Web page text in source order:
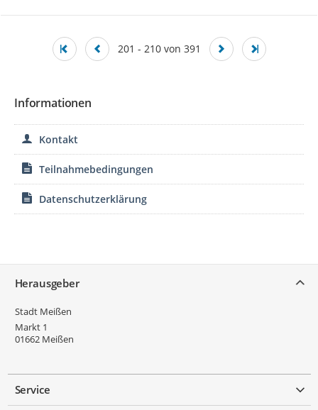
201 - 210 von 391
Informationen
Kontakt
Teilnahmebedingungen
Datenschutzerklärung
Herausgeber
Stadt Meißen
Markt 1
01662 Meißen
Service